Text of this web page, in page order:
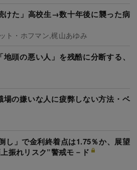
けた」高校生→数十年後に襲った病
ト・ホフマン,梶山あゆみ
地頭の悪い人」を残酷に分断する、
場の嫌いな人に疲弊しない方法・ベ
し」で金利終着点は1.75％か、展望
振れリスク”警戒モ－ド